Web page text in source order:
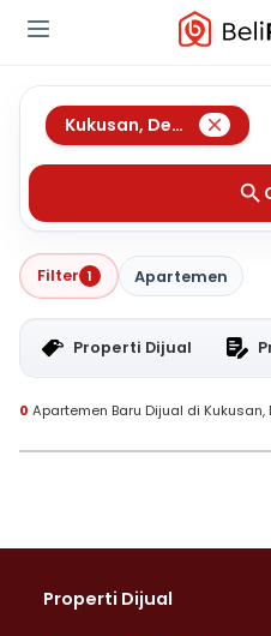
Kukusan, Depok
Filter 1 Apartemen
Properti Dijual
0 Apartemen Baru Dijual di Kukusan,
Properti Dijual